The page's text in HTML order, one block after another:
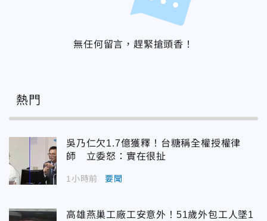
無任何留言，趕緊搶頭香！
熱門
吳乃仁欠1.7億獲釋！台糖稱全權授權律
師 立委怒：實在很扯
1小時前 要聞
高雄燕巢工廠工安意外！51歲外包工人墜1